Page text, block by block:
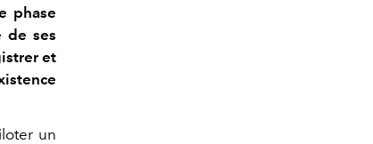
phase
de ses
et
un